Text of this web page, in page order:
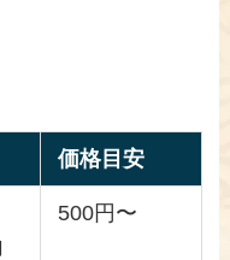
価格目安
500円〜